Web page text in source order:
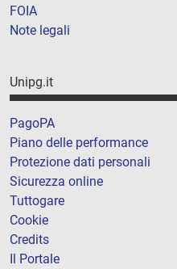
FOIA
Note legali
Unipg.it
PagoPA
Piano delle performance
Protezione dati personali
Sicurezza online
Tuttogare
Cookie
Credits
Il Portale